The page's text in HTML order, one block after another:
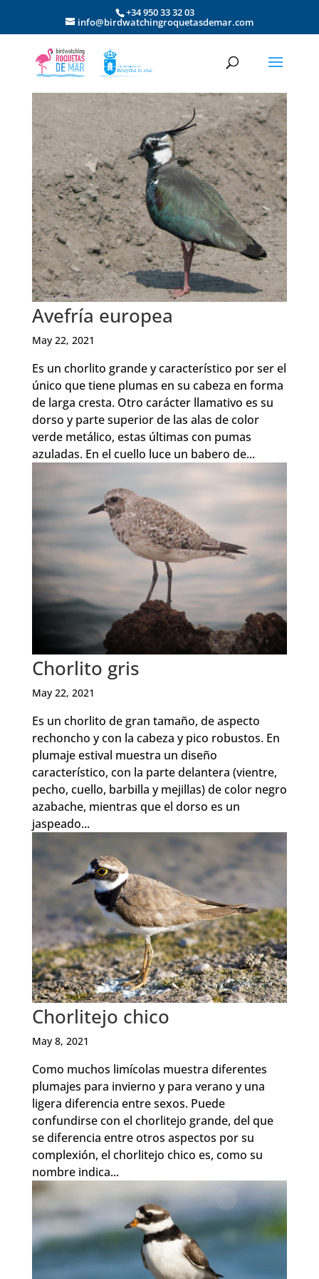
+34 950 33 32 03
info@birdwatchingroquetasdemar.com
Avefría europea
May 22, 2021
Es un chorlito grande y característico por ser el
único que tiene plumas en su cabeza en forma
de larga cresta. Otro carácter llamativo es su
dorso y parte superior de las alas de color
verde metálico, estas últimas con pumas
azuladas. En el cuello luce un babero de...
Chorlito gris
May 22, 2021
Es un chorlito de gran tamaño, de aspecto
rechoncho y con la cabeza y pico robustos. En
plumaje estival muestra un diseño
característico, con la parte delantera (vientre,
pecho, cuello, barbilla y mejillas) de color negro
azabache, mientras que el dorso es un
jaspeado...
Chorlitejo chico
May 8, 2021
Como muchos limícolas muestra diferentes
plumajes para invierno y para verano y una
ligera diferencia entre sexos. Puede
confundirse con el chorlitejo grande, del que
se diferencia entre otros aspectos por su
complexión, el chorlitejo chico es, como su
nombre indica...